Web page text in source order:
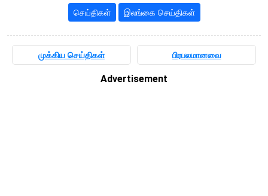
செய்திகள் இலங்கை செய்திகள்
முக்கிய செய்திகள் பிரபலமானவை
Advertisement